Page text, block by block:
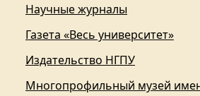
Научные журналы
Газета «Весь университет»
Издательство НГПУ
Многопрофильный музей